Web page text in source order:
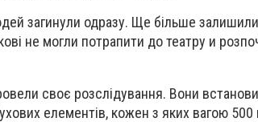
загинули одразу. Ще більше
не могли потрапити до театру и
своє розслідування. Вони
елементів, кожен з яких вагою 500